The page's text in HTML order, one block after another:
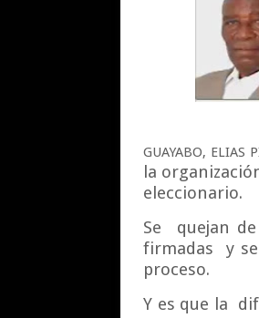
GUAYABO, ELIAS
la
eleccionario.
Se
quejan de
firmadas
y
proceso.
Y es que la